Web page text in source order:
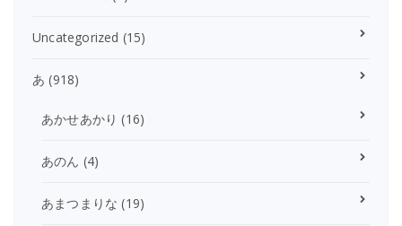
Uncategorized (15)
あ (918)
あかせあかり (16)
あのん (4)
あまつまりな (19)